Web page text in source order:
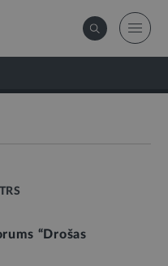
“Drošas